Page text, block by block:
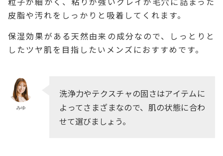
皮脂や汚れをしっかりと吸着してくれます。
保湿効果がある天然由来の成分なので、しっとりと
したツヤ肌を目指したいメンズにおすすめです。
みゆ
洗浄力やテクスチャの固さはアイテムに
よってさまざまなので、肌の状態に合わ
せて選びましょう。